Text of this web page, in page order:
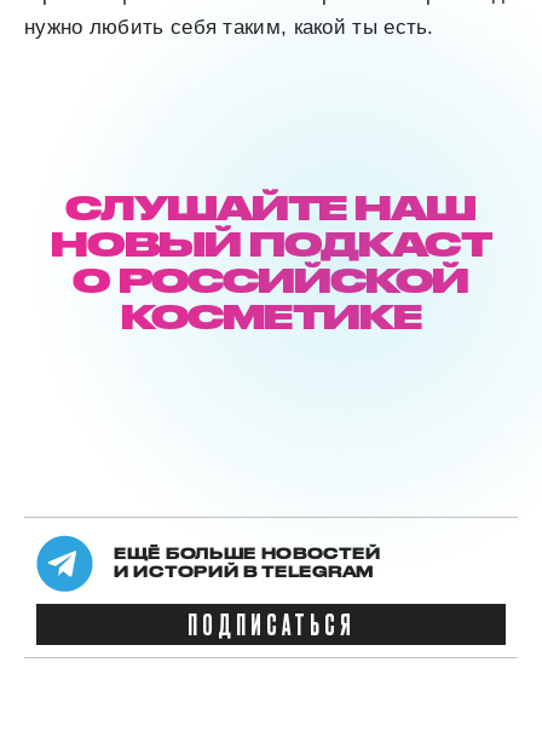
нужно любить себя таким, какой ты есть.
СЛУШАЙТЕ НАШ
НОВЫЙ ПОДКАСТ
О РОССИЙСКОЙ
КОСМЕТИКЕ
ЕЩЁ БОЛЬШЕ НОВОСТЕЙ
И ИСТОРИЙ В TELEGRAM
ПОДПИСАТЬСЯ